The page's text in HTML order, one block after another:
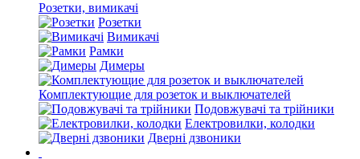
Розетки, вимикачі
Розетки
Вимикачі
Рамки
Димеры
Комплектующие для розеток и выключателей
Подовжувачі та трійники
Електровилки, колодки
Дверні дзвоники